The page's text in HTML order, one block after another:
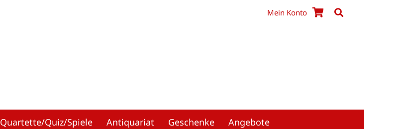
Mein Konto
Quartette/Quiz/Spiele Antiquariat Geschenke Angebote